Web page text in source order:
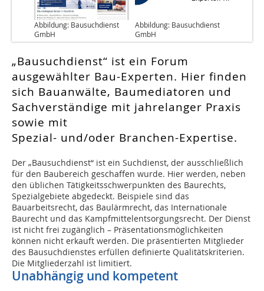
Abbildung: Bausuchdienst
GmbH
Abbildung: Bausuchdienst
GmbH
„Bausuchdienst“ ist ein Forum
ausgewählter Bau-Experten. Hier finden
sich Bauanwälte, Baumediatoren und
Sachverständige mit jahrelanger Praxis
sowie mit
Spezial- und/oder Branchen-Expertise.
Der „Bausuchdienst“ ist ein Suchdienst, der ausschließlich
für den Baubereich geschaffen wurde. Hier werden, neben
den üblichen Tätigkeitsschwerpunkten des Baurechts,
Spezialgebiete abgedeckt. Beispiele sind das
Bauarbeitsrecht, das Baulärmrecht, das Internationale
Baurecht und das Kampfmittelentsorgungsrecht. Der Dienst
ist nicht frei zugänglich – Präsentationsmöglichkeiten
können nicht erkauft werden. Die präsentierten Mitglieder
des Bausuchdienstes erfüllen definierte Qualitätskriterien.
Die Mitgliederzahl ist limitiert.
Unabhängig und kompetent